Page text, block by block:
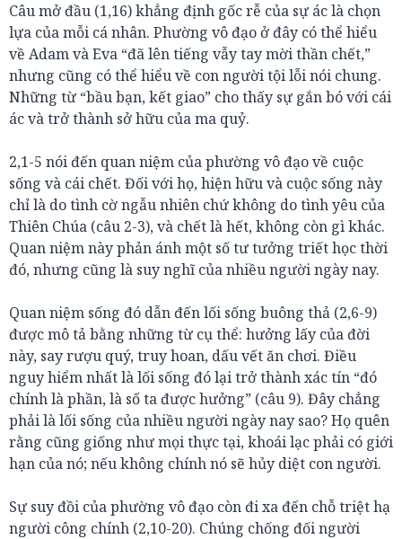
Câu mở đầu (1,16) khẳng định gốc rễ của sự ác là chọn
lựa của mỗi cá nhân. Phường vô đạo ở đây có thể hiểu
về Adam và Eva “đã lên tiếng vẫy tay mời thần chết,”
nhưng cũng có thể hiểu về con người tội lỗi nói chung.
Những từ “bầu bạn, kết giao” cho thấy sự gắn bó với cái
ác và trở thành sở hữu của ma quỷ.
2,1-5 nói đến quan niệm của phường vô đạo về cuộc
sống và cái chết. Đối với họ, hiện hữu và cuộc sống này
chỉ là do tình cờ ngẫu nhiên chứ không do tình yêu của
Thiên Chúa (câu 2-3), và chết là hết, không còn gì khác.
Quan niệm này phản ánh một số tư tưởng triết học thời
đó, nhưng cũng là suy nghĩ của nhiều người ngày nay.
Quan niệm sống đó dẫn đến lối sống buông thả (2,6-9)
được mô tả bằng những từ cụ thể: hưởng lấy của đời
này, say rượu quý, truy hoan, dấu vết ăn chơi. Điều
nguy hiểm nhất là lối sống đó lại trở thành xác tín “đó
chính là phần, là số ta được hưởng” (câu 9). Đây chẳng
phải là lối sống của nhiều người ngày nay sao? Họ quên
rằng cũng giống như mọi thực tại, khoái lạc phải có giới
hạn của nó; nếu không chính nó sẽ hủy diệt con người.
Sự suy đồi của phường vô đạo còn đi xa đến chỗ triệt hạ
người công chính (2,10-20). Chúng chống đối người